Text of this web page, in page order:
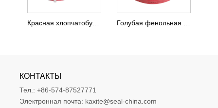
Красная хлопчатобумажная ткань, армированная фенольной смолой, износостойкая полоса
КОНТАКТЫ
Тел.: +86-574-87527771
Электронная почта: kaxite@seal-china.com